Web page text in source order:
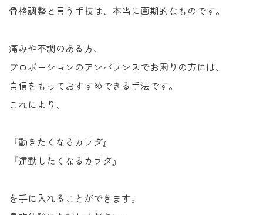
骨格調整と言う手技は、本当に画期的なものです。
痛みや不調のある方、
プロポーションのアンバランスでお困りの方には、
自信をもっておすすめできる手法です。
これにより、
『動きたくなるカラダ』
『運動したくなるカラダ』
を手に入れることができます。